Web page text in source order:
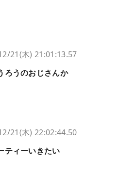
21(木) 21:01:13.57
ろうのおじさんか
21(木) 22:02:44.50
ティーいきたい